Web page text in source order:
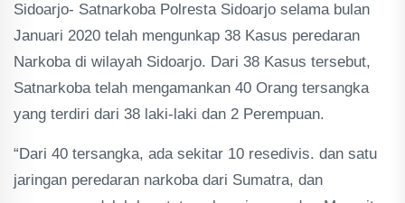
Sidoarjo- Satnarkoba Polresta Sidoarjo selama bulan
Januari 2020 telah mengunkap 38 Kasus peredaran
Narkoba di wilayah Sidoarjo. Dari 38 Kasus tersebut,
Satnarkoba telah mengamankan 40 Orang tersangka
yang terdiri dari 38 laki-laki dan 2 Perempuan.
“Dari 40 tersangka, ada sekitar 10 resedivis. dan satu
jaringan peredaran narkoba dari Sumatra, dan